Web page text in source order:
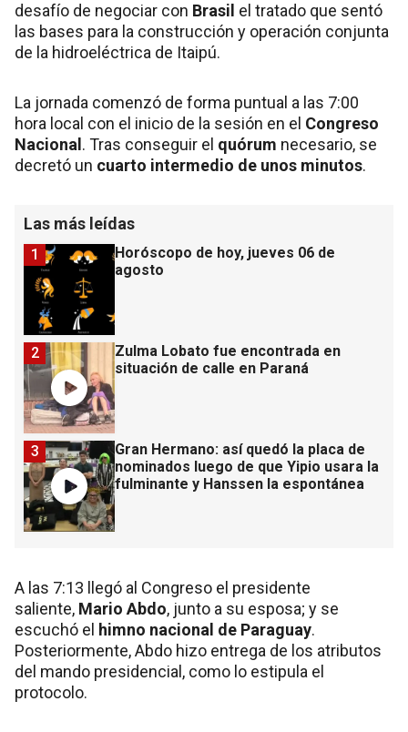
desafío de negociar con Brasil el tratado que sentó
las bases para la construcción y operación conjunta
de la hidroeléctrica de Itaipú.
La jornada comenzó de forma puntual a las 7:00
hora local con el inicio de la sesión en el Congreso
Nacional . Tras conseguir el quórum necesario, se
decretó un cuarto intermedio de unos minutos.
Las más leídas
Horóscopo de hoy, jueves 06 de
agosto
1
Zulma Lobato fue encontrada en
situación de calle en Paraná
2
Gran Hermano: así quedó la placa de
nominados luego de que Yipio usara la
fulminante y Hanssen la espontánea
3
A las 7:13 llegó al Congreso el presidente
saliente, Mario Abdo, junto a su esposa; y se
escuchó el himno nacional de Paraguay.
Posteriormente, Abdo hizo entrega de los atributos
del mando presidencial, como lo estipula el
protocolo.